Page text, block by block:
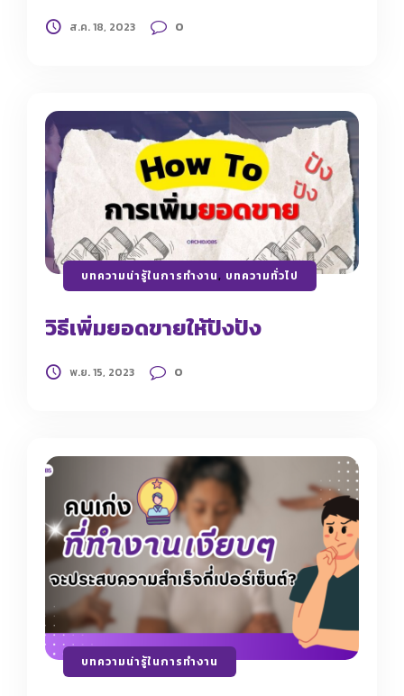
ส.ค. 18, 2023 0
บทความน่ารู้ในการทำงาน, บทความทั่วไป
วิธีเพิ่มยอดขายให้ปังปัง
พ.ย. 15, 2023 0
บทความน่ารู้ในการทำงาน